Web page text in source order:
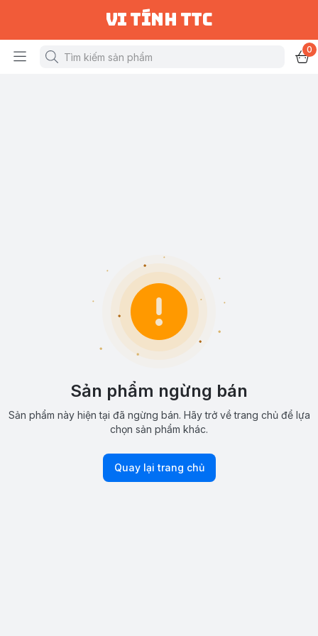
vi tính ttc
0
Sản phẩm ngừng bán
Sản phẩm này hiện tại đã ngừng bán. Hãy trở về trang chủ để lựa
chọn sản phẩm khác.
Quay lại trang chủ